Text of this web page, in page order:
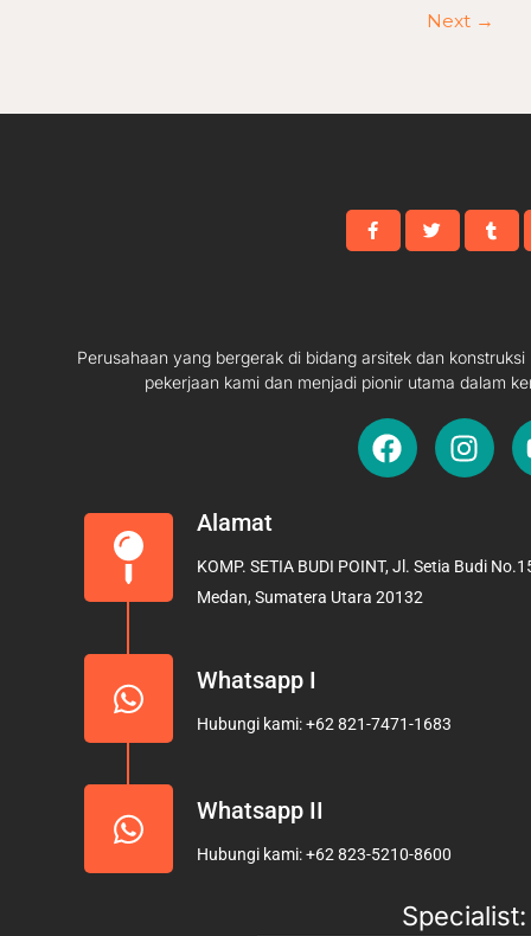
Next →
Perusahaan yang bergerak di bidang arsitek dan
pekerjaan kami dan menjadi pionir utama dalam
F
a
b
o
o
I
n
g
Alamat
KOMP. SETIA BUDI POINT, Jl. Setia Budi
Medan, Sumatera Utara 20132
Whatsapp I
Hubungi kami: +62 821-7471-1683
Whatsapp II
Hubungi kami: +62 823-5210-8600
Specialist: